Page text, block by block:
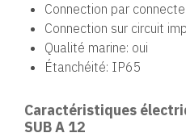
Connection par
Connection sur circuit
Qualité marine: oui
Étanchéité: IP65
Caractéristiques
SUB A 12